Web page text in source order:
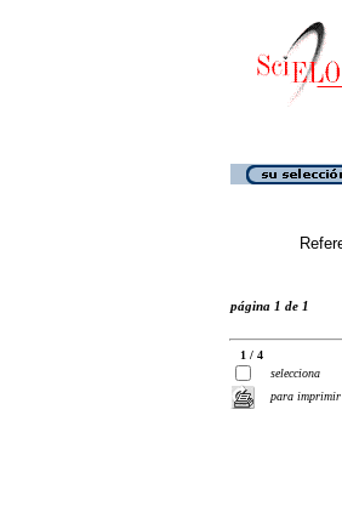
página 1 de 1
1 / 4
selecciona
para imprimir